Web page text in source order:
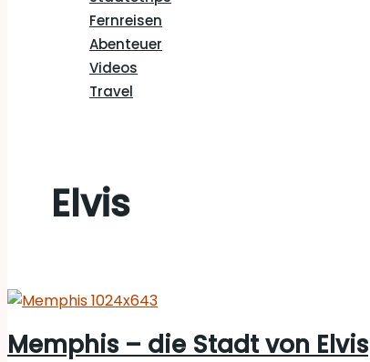
Fernreisen
Abenteuer
Videos
Travel
Elvis
Memphis – die Stadt von Elvis